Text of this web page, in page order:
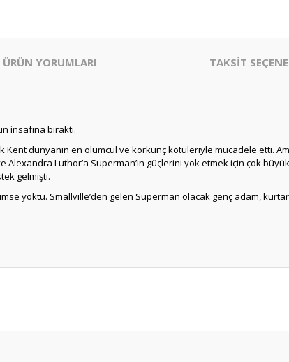
ÜRÜN YORUMLARI TAKSİT
insafına bıraktı.
dünyanın en ölümcül ve korkunç kötüleriyle mücadele etti.
Alexandra Luthor’a Superman’in güçlerini yok etmek için çok
gelmişti.
yoktu. Smallville’den gelen Superman olacak genç adam,